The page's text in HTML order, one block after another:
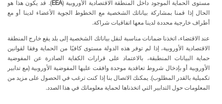
مستوى الحماية الموجود داخل المنطقة الاقتصادية الأوروبية (EEA). قد يكون هذا هو
الحال إذا قمنا بمشاركة بياناتك الشخصية مع الخطوط الجوية الأعضاء لدينا أو مع
أطراف خارجية محددة لدينا معها اتفاقيات شراكة.
عند الاقتضاء، اتخذنا ضمانات مناسبة لنقل بياناتك الشخصية إلى بلد يقع خارج المنطقة
الاقتصادية الأوروبية، إذا لم توفر هذه الدولة مستوى كافيًا من الحماية وفقا لقوانين
حماية البيانات المنطبقة، بالاعتماد على قرارات الكفاية الصادرة عن المفوضية
الأوروبية أو بإدخال شروط تعاقدية موحدة وافقت عليها المفوضية الأوروبية (مع تدابير
تكميلية بالقدر المطلوب). يمكنك الاتصال بنا إذا كنت ترغب في الحصول على مزيد من
المعلومات حول التدابير التي اتخذناها لحماية معلوماتك في هذا
الصدد.